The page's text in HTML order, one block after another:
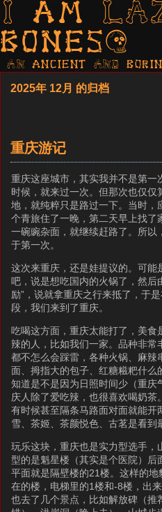
I am
bones?
AN ancient AND
2025年 12月 的归档
重庆游记
重庆这座城市，其实我并不是第一
时候，就来过一次。但那次也仅仅
地，就纯粹只是路过一下。当时，
个青旅住了一晚，第二天早上找了
一碗豌杂面，就继续赶路了。所以
于第一次。
这次来重庆，还是娃提议的。可能
吧，说是想吃国内的火锅了，然后
励”，说就拿重庆之行来抵了，于
段，我们来到了重庆。
吃喝这方面，重庆太能打了，美食
辣的人，比如我们一家。品种非常
都不怎么会踩雷，各种火锅、麻辣
面、拇指大的包子、红糖糍粑什么
知道是不是因为日照时间少（重庆
庆人除了爱吃辣，也很喜欢喝奶茶
有时候甚至隔条马路面对面就能开
雪、茶姬、茶颜悦色、古茗是看到
玩乐这块，重庆也是实力型选手，
型的是魁星楼（其实是个医院）后
平面就是隔壁楼的21楼。这样的
在的楼，电梯里的1楼和-8楼，出来
也去了几个景点，比如解放碑（推